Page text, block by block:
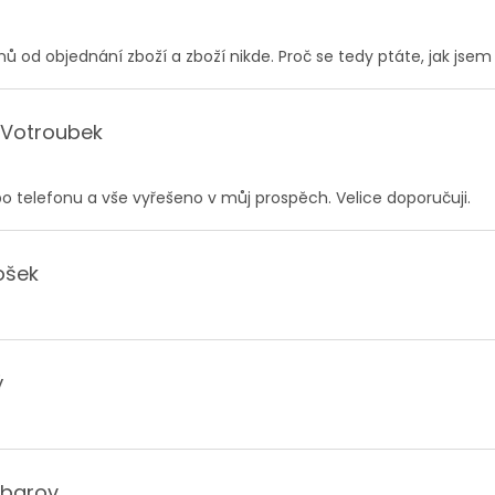
je 1 z 5 hvězdiček.
od objednání zboží a zboží nikde. Proč se tedy ptáte, jak
je 5 z 5 hvězdiček.
telefonu a vše vyřešeno v můj prospěch. Velice doporučuji.
je 5 z 5 hvězdiček.
je 5 z 5 hvězdiček.